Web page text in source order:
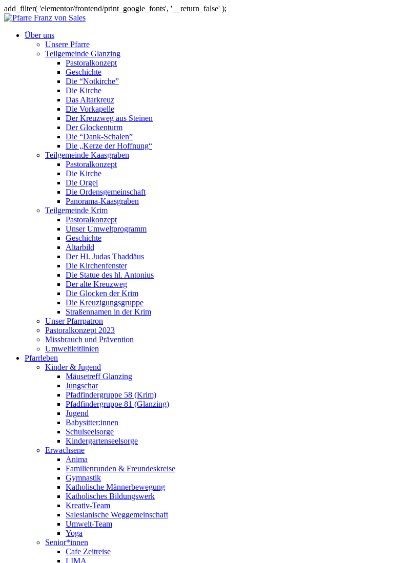
add_filter( 'elementor/frontend/print_google_fonts', '__return_false' );
Über uns
Unsere Pfarre
Teilgemeinde Glanzing
Pastoralkonzept
Geschichte
Die “Notkirche”
Die Kirche
Das Altarkreuz
Die Vorkapelle
Der Kreuzweg aus Steinen
Der Glockenturm
Die “Dank-Schalen”
Die „Kerze der Hoffnung“
Teilgemeinde Kaasgraben
Pastoralkonzept
Die Kirche
Die Orgel
Die Ordensgemeinschaft
Panorama-Kaasgraben
Teilgemeinde Krim
Pastoralkonzept
Unser Umweltprogramm
Geschichte
Altarbild
Der Hl. Judas Thaddäus
Die Kirchenfenster
Die Statue des hl. Antonius
Der alte Kreuzweg
Die Glocken der Krim
Die Kreuzigungsgruppe
Straßennamen in der Krim
Unser Pfarrpatron
Pastoralkonzept 2023
Missbrauch und Prävention
Umweltleitlinien
Pfarrleben
Kinder & Jugend
Mäusetreff Glanzing
Jungschar
Pfadfindergruppe 58 (Krim)
Pfadfindergruppe 81 (Glanzing)
Jugend
Babysitter:innen
Schulseelsorge
Kindergartenseelsorge
Erwachsene
Anima
Familienrunden & Freundeskreise
Gymnastik
Katholische Männerbewegung
Katholisches Bildungswerk
Kreativ-Team
Salesianische Weggemeinschaft
Umwelt-Team
Yoga
Senior*innen
Cafe Zeitreise
LIMA